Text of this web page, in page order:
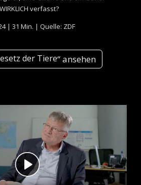
verfasst?
| 31 Min. | Quelle: ZDF
der Tiere“ ansehen